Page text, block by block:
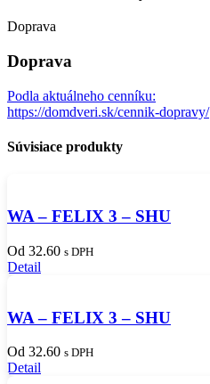
Doprava
Doprava
Podla aktuálneho cenníku:
https://domdveri.sk/cennik-dopravy/
Súvisiace produkty
WA – FELIX 3 – SHU
Od 32.60 s DPH
Detail
WA – FELIX 3 – SHU
Od 32.60 s DPH
Detail